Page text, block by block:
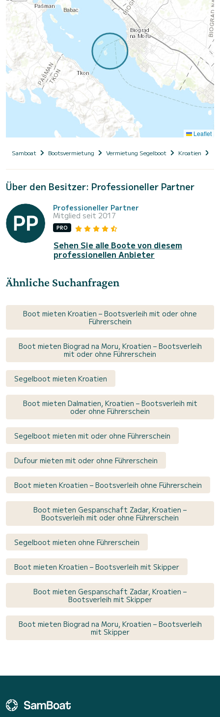
Leaflet
Samboat Bootsvermietung Vermietung Segelboot Kroatien
Über den Besitzer: Professioneller Partner
Professioneller Partner
Mitglied seit 2017
PRO
Sehen Sie alle Boote von diesem
professionellen Anbieter
Ähnliche Suchanfragen
Boot mieten Kroatien – Bootsverleih mit oder ohne
Führerschein
Boot mieten Biograd na Moru, Kroatien – Bootsverleih
mit oder ohne Führerschein
Segelboot mieten Kroatien
Boot mieten Dalmatien, Kroatien – Bootsverleih mit
oder ohne Führerschein
Segelboot mieten mit oder ohne Führerschein
Dufour mieten mit oder ohne Führerschein
Boot mieten Kroatien – Bootsverleih ohne Führerschein
Boot mieten Gespanschaft Zadar, Kroatien –
Bootsverleih mit oder ohne Führerschein
Segelboot mieten ohne Führerschein
Boot mieten Kroatien – Bootsverleih mit Skipper
Boot mieten Gespanschaft Zadar, Kroatien –
Bootsverleih mit Skipper
Boot mieten Biograd na Moru, Kroatien – Bootsverleih
mit Skipper